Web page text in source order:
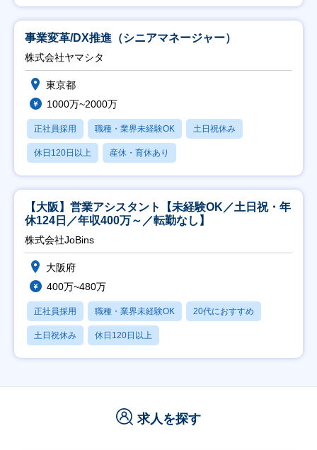
事業変革/DX推進（シニアマネージャー）
株式会社ヤマシタ
東京都
1000万~2000万
正社員採用 職種・業界未経験OK 土日祝休み
休日120日以上 産休・育休あり
【大阪】営業アシスタント【未経験OK／土日祝・年
休124日／年収400万～／転勤なし】
株式会社JoBins
大阪府
400万~480万
正社員採用 職種・業界未経験OK 20代におすすめ
土日祝休み 休日120日以上
求人を探す